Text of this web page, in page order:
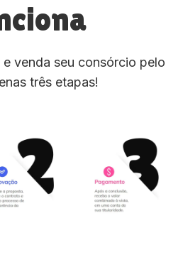
venda seu consórcio pelo
três etapas!